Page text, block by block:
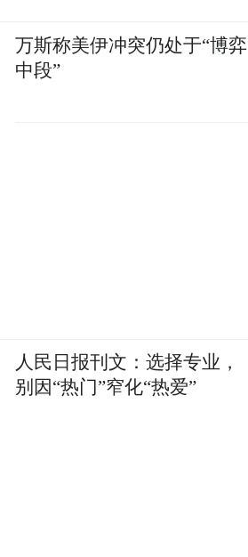
万斯称美伊冲突仍处于“博弈
中段”
人民日报刊文：选择专业，
别因“热门”窄化“热爱”